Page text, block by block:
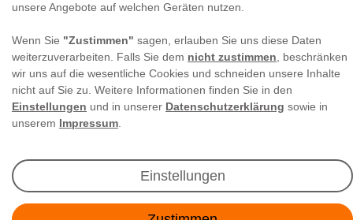
unsere Angebote auf welchen Geräten nutzen.
Wenn Sie "Zustimmen" sagen, erlauben Sie uns diese Daten
weiterzuverarbeiten. Falls Sie dem nicht zustimmen , beschränken
wir uns auf die wesentliche Cookies und schneiden unsere Inhalte
nicht auf Sie zu. Weitere Informationen finden Sie in den
Einstellungen und in unserer Datenschutzerklärung sowie in
unserem Impressum
Einstellungen
Angebote & Rabatte per E-Mail erhalten - Geld
E-MAIL **
Ich akzeptiere die
** Hierbei handelt es sich um ein Pflichtfeld.